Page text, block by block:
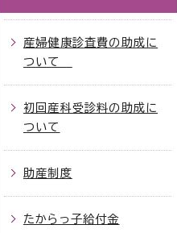
産婦健康診査費の助成に
ついて
初回産科受診料の助成に
ついて
助産制度
たからっ子給付金